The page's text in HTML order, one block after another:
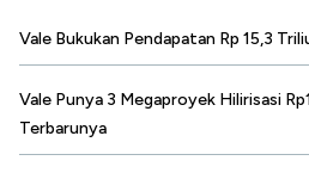
Vale Bukukan Pendapatan Rp 15,3
Vale Punya 3 Megaproyek Hilirisasi
Terbarunya